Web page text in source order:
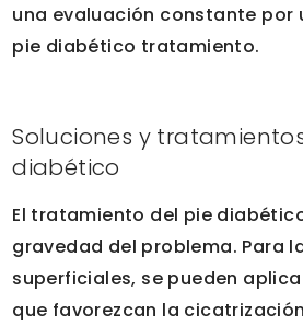
una evaluación constante por
pie diabético tratamiento.
Soluciones y
diabético
El tratamiento del pie
gravedad del problema. Para
superficiales, se pueden
que favorezcan la